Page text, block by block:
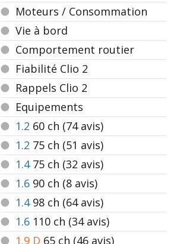
Moteurs / Consommation
Vie à bord
Comportement routier
Fiabilité Clio 2
Rappels Clio 2
Equipements
1.2 60 ch (74 avis)
1.2 75 ch (51 avis)
1.475 ch (32 avis)
1.6 90 ch (8 avis)
1.498 ch (64 avis)
1.6 110 ch (34 avis)
1.9 D 65 ch (46 avis)